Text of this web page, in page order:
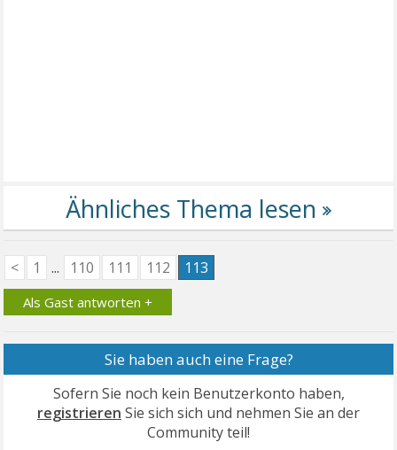
< 1 ... 110 111 112 113
Als Gast antworten +
Sie haben auch eine Frage?
Sofern Sie noch kein Benutzerkonto haben,
registrieren Sie sich sich und nehmen Sie an der
Community teil!